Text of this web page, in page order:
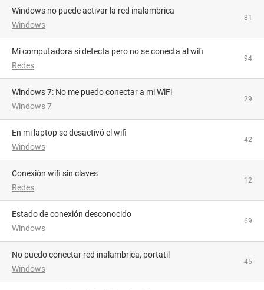
Windows no puede activar la red inalambrica
Windows
81
Mi computadora sí detecta pero no se conecta al wifi
Redes
94
Windows 7: No me puedo conectar a mi WiFi
Windows 7
29
En mi laptop se desactivó el wifi
Windows
42
Conexión wifi sin claves
Redes
12
Estado de conexión desconocido
Windows
69
no puedo conectar red inalambrica, portatil
Windows
45